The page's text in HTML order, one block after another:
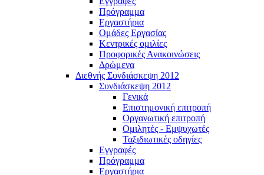
Πρόγραμμα
Εργαστήρια
Ομάδες Εργασίας
Κεντρικές ομιλίες
Προφορικές Ανακοινώσεις
Δρώμενα
Διεθνής Συνδιάσκεψη 2012
Συνδιάσκεψη 2012
Γενικά
Επιστημονική επιτροπή
Οργανωτική επιτροπή
Ομιλητές - Εμψυχωτές
Ταξιδιωτικές οδηγίες
Εγγραφές
Πρόγραμμα
Εργαστήρια